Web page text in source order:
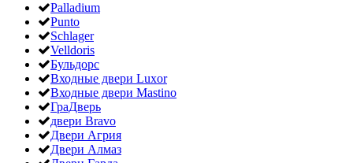
Palladium
Punto
Schlager
Velldoris
Бульдорс
Входные двери Luxor
Входные двери Mastino
ГраДверь
двери Bravo
Двери Агрия
Двери Алмаз